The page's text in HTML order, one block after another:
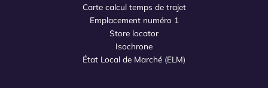
Carte calcul temps de trajet
Emplacement numéro 1
Store locator
Isochrone
État Local de Marché (ELM)